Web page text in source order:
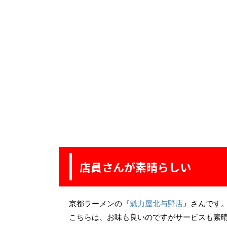
店員さんが素晴らしい
京都ラーメンの『魁力屋北与野店』さんです。
こちらは、お味も良いのですがサービスも素